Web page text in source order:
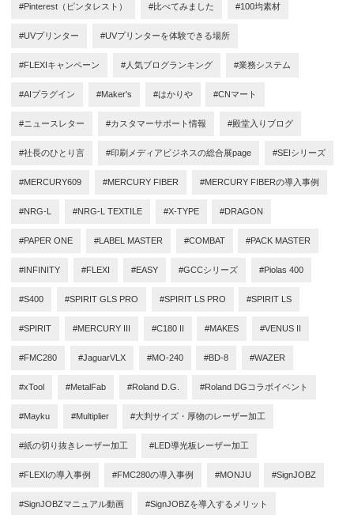
#Pinterest（ピンタレスト） #比べてみました #100均素材
#UVプリンター #UVプリンターを体験できる場所
#FLEXIキャンペーン #人気ブログランキング #業務システム
#AIプラグイン #Maker's #はかりや #CNマート
#ニュースレター #カスタマーサポート情報 #殿堂入りブログ
#社長のひとり言 #印刷メディアビジネスの総合展page #SEIシリーズ
#MERCURY609 #MERCURY FIBER #MERCURY FIBERの導入事例
#NRG-L #NRG-L TEXTILE #X-TYPE #DRAGON
#PAPER ONE #LABEL MASTER #COMBAT #PACK MASTER
#INFINITY #FLEXI #EASY #GCCシリーズ #Piolas 400
#S400 #SPIRIT GLS PRO #SPIRIT LS PRO #SPIRIT LS
#SPIRIT #MERCURY III #C180 II #MAKES #VENUS II
#FMC280 #JaguarVLX #MO-240 #BD-8 #WAZER
#xTool #MetalFab #Roland D.G. #Roland DGコラボイベント
#Mayku #Multiplier #大判サイズ・厚物のレーザー加工
#紙の切り抜きレーザー加工 #LED導光板レーザー加工
#FLEXIの導入事例 #FMC280の導入事例 #MONJU #SignJOBZ
#SignJOBZマニュアル動画 #SignJOBZを導入するメリット